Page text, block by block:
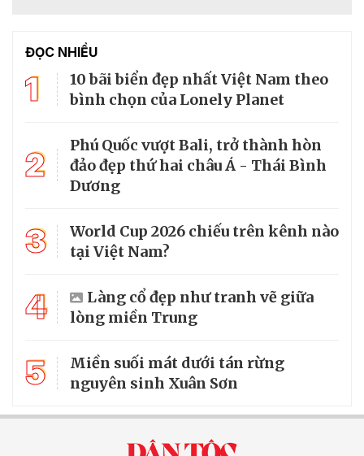
ĐỌC NHIỀU
1
10 bãi biển đẹp nhất Việt Nam theo
bình chọn của Lonely Planet
2
Phú Quốc vượt Bali, trở thành hòn
đảo đẹp thứ hai châu Á - Thái Bình
Dương
3
World Cup 2026 chiếu trên kênh nào
tại Việt Nam?
4
Làng cổ đẹp như tranh vẽ giữa
lòng miền Trung
5
Miền suối mát dưới tán rừng
nguyên sinh Xuân Sơn